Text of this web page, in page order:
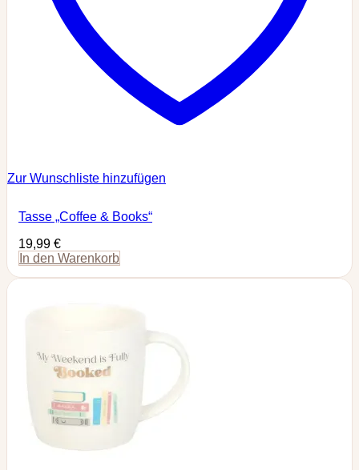
Zur Wunschliste hinzufügen
Tasse „Coffee & Books“
19,99 €
In den Warenkorb